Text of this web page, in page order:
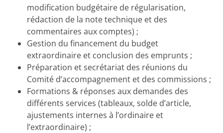
modification budgétaire de régularisation,
rédaction de la note technique et des
commentaires aux comptes) ;
Gestion du financement du budget
extraordinaire et conclusion des emprunts ;
Préparation et secrétariat des réunions du
Comité d’accompagnement et des commissions ;
Formations & réponses aux demandes des
différents services (tableaux, solde d’article,
ajustements internes à l’ordinaire et
l’extraordinaire) ;